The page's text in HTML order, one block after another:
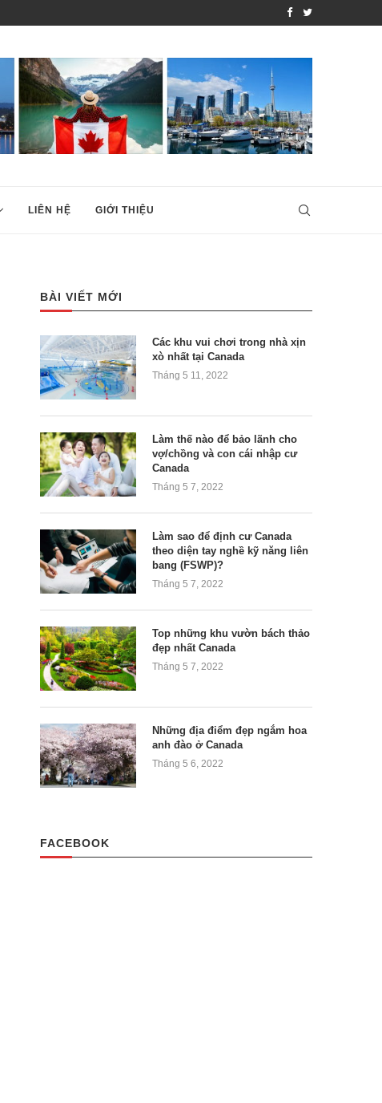
TOP NHỮNG KHU
LIÊN HỆ GIỚI THIỆU
BÀI VIẾT MỚI
Các khu vui chơi trong nhà xịn
xò nhất tại Canada
Tháng 5 11, 2022
Làm thế nào để bảo lãnh cho
vợ/chồng và con cái nhập cư
Canada
Tháng 5 7, 2022
Làm sao để định cư Canada
theo diện tay nghề kỹ năng liên
bang (FSWP)?
Tháng 5 7, 2022
Top những khu vườn bách thảo
đẹp nhất Canada
Tháng 5 7, 2022
Những địa điểm đẹp ngắm hoa
anh đào ở Canada
Tháng 5 6, 2022
FACEBOOK